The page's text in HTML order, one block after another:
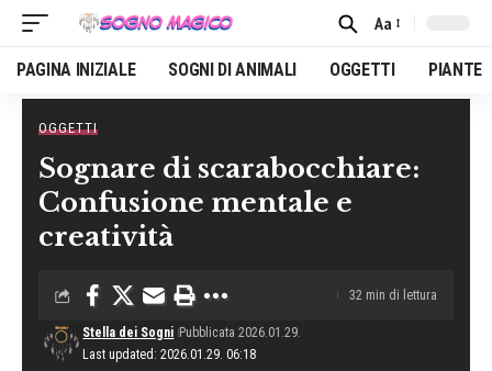
Font
Resizer
Aa
PAGINA INIZIALE SOGNI DI ANIMALI OGGETTI PIANTE
Home»Oggetti
OGGETTI
Sognare di scarabocchiare:
Confusione mentale e
creatività
Last updated: 2026.01.29. 06:18
Stella dei Sogni Pubblicata 2026.01.29.
32 min di lettura